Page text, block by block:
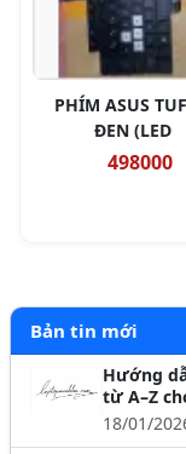
PHÍM ASUS
ĐEN (LED
498000
Bản tin mới
Hướng
từ A–Z
18/01/